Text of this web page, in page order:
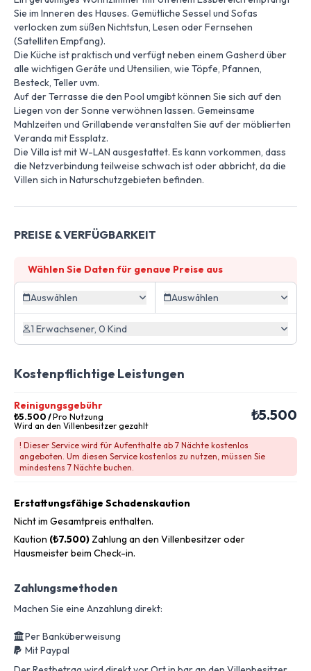
Sie im Inneren des Hauses. Gemütliche Sessel und Sofas
verlocken zum süßen Nichtstun, Lesen oder Fernsehen
(Satelliten Empfang).
Die Küche ist praktisch und verfügt neben einem Gasherd über
alle wichtigen Geräte und Utensilien, wie Töpfe, Pfannen,
Besteck, Teller uvm.
Auf der Terrasse die den Pool umgibt können Sie sich auf den
Liegen von der Sonne verwöhnen lassen. Gemeinsame
Mahlzeiten und Grillabende veranstalten Sie auf der möblierten
Veranda mit Essplatz.
Die Villa ist mit W-LAN ausgestattet. Es kann vorkommen, dass
die Netzverbindung teilweise schwach ist oder abbricht, da die
Villen sich in Naturschutzgebieten befinden.
PREISE & VERFÜGBARKEIT
Wählen Sie Daten für genaue Preise aus
Auswählen Auswählen
1 Erwachsener, 0 Kind
Kostenpflichtige Leistungen
Reinigungsgebühr
₺5.500/Pro Nutzung
Wird an den Villenbesitzer gezahlt
₺5.500
! Dieser Service wird für Aufenthalte ab 7 Nächte kostenlos
angeboten. Um diesen Service kostenlos zu nutzen, müssen Sie
mindestens 7 Nächte buchen.
Erstattungsfähige Schadenskaution
Nicht im Gesamtpreis enthalten.
Kaution (₺7.500) Zahlung an den Villenbesitzer oder
Hausmeister beim Check-in.
Zahlungsmethoden
Machen Sie eine Anzahlung direkt:
Per Banküberweisung
Mit Paypal